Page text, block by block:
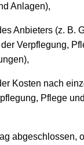
Anlagen),
Anbieters (z. B.
Verpflegung,
Kosten nach
Pflege
abgeschlossen,